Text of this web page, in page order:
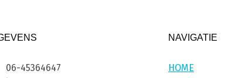
worden
productpagina
06-45364647
NAVIGATIE
HOME